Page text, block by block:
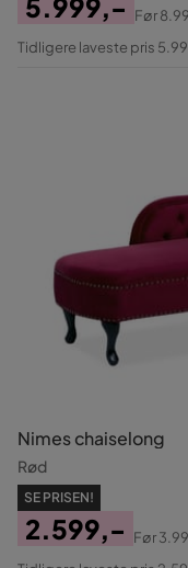
Pris
Original
Før
Tidligere laveste pris
Nimes chaiselong
Rød
SE PRISEN!
Pris
2.599,-
Original
Før